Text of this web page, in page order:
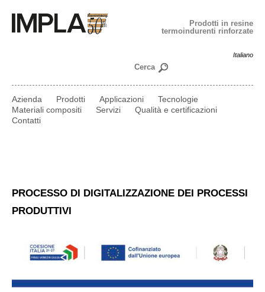
Prodotti in resine
termoindurenti rinforzate
Italiano
Azienda Prodotti Applicazioni
Tecnologie
Materiali compositi
Servizi
Qualità e certificazioni
Contatti
PROCESSO DI DIGITALIZZAZIONE DEI PROCESSI
PRODUTTIVI